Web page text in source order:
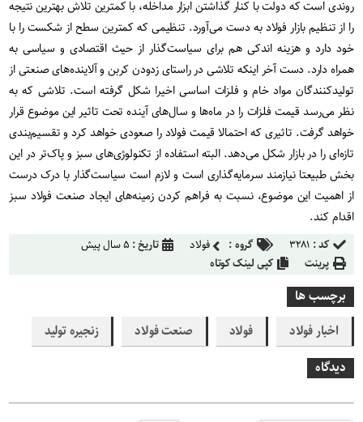
روندی است که دولت با کنار گذاشتن ابزار مداخله، با کمترین تلاش بهترین نتیجه
را از تنظیم بازار فولاد به دست می‌آورد. تنظیمی که کمترین سطح از شکست را با
خود دارد و هزینه اندکی هم برای سیاست‌گذار از حیث اقتصادی و سیاسی به
همراه دارد. دست آخر اینکه تلاشی در راستای زدودن کربن و آلاینده‌های صنعتی از
تولیدکنندگان مواد خام و فلزات اساسی اخیرا شکل گرفته است. تلاشی که به
نظر می‌رسد قیمت فلزات را در ماه‌ها و سال‌های آینده تحت تاثیر این موضوع قرار
خواهد گرفت. تاثیری که احتمالا قیمت فولاد را صعودی خواهد کرد و تقسیم‌بندی
تازه‌ای را در بازار شکل می‌دهد. البته استفاده از تکنولوژی‌های سبز و پاک‌تر در این
بخش طبیعتا نیازمند سرمایه‌گذاری است و لازم است سیاست‌گذار با درک درست
از اهمیت این موضوع، نسبت به فراهم کردن زمینه‌های ایجاد صنعت فولاد سبز
اقدام کند.
کد : ۳۲۸۱ گروه : فولاد تاریخ : ۵ سال پیش
پرینت
کپی لینک کوتاه
برچسب ها
اخبار فولاد
فولاد صنعت فولاد
زنجیره تولید
دیدگاه